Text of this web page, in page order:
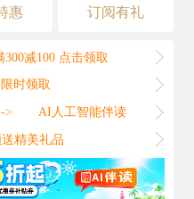
惠 订阅有礼
300减100 点击领取
限时领取
>
AI人工智能伴读
精美礼品